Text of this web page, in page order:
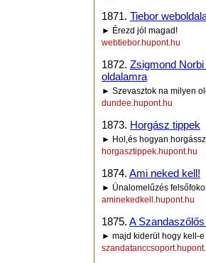
1871. Tiebor
► Érezd jól magad!
webtiebor.hupont.hu
1872. Zsigmond
oldalamra
► Szevasztok na milyen
dundee.hupont.hu
1873. Horgász tippek
► Hol,és hogyan
horgasztippek.hupont.hu
1874. Ami neked kell!
► Ünalomelűzés
aminekedkell.hupont.hu
1875. A
► majd kiderül hogy kell-e